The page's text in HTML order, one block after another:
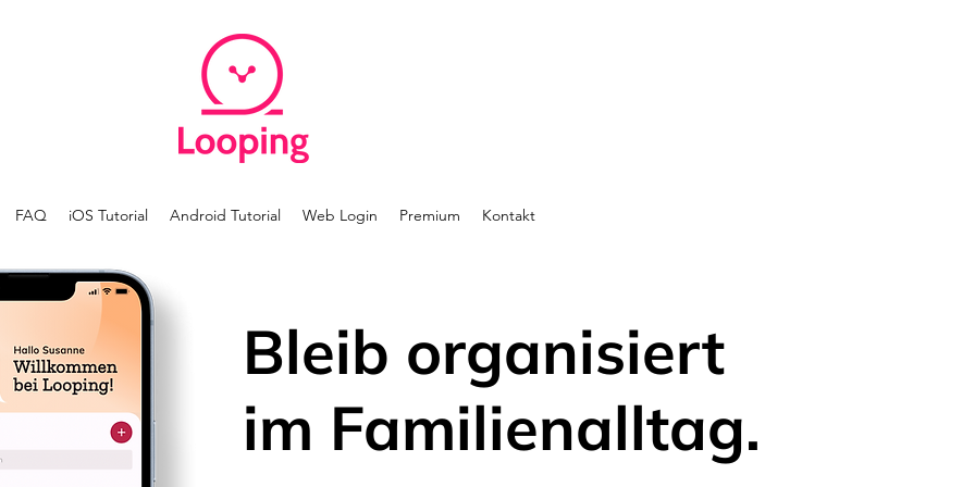
FAQ iOS Tutorial Android Tutorial Web Login Premium Kontakt
Bleib organisiert
im Familienalltag.